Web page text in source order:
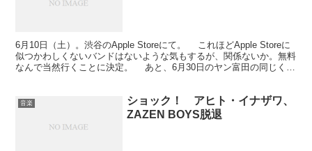
6月10日（土）。渋谷のApple Storeにて。 これほどApple Storeに
似つかわしくないバンドはないような気もするが、関係ないか。無料
なんで当然行くことに決定。 あと、6月30日のヤン富田の同じく無
音楽
ショック！ アヒト・イナザワ、
ZAZEN BOYS脱退